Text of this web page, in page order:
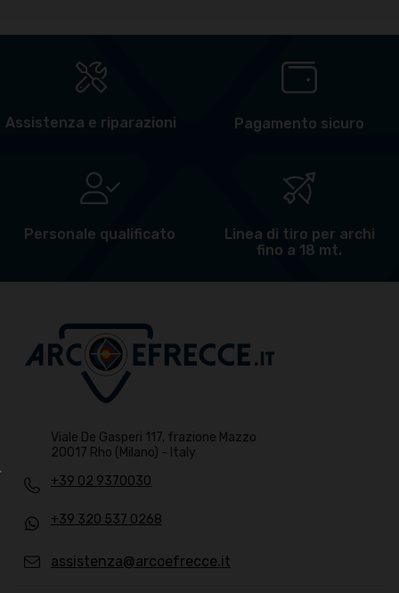
Assistenza e riparazioni Pagamento sicuro
Personale qualificato
Linea di tiro per archi
fino a 18 mt.
Viale De Gasperi 117, frazione Mazzo
20017 Rho (Milano) - Italy
+39 02 9370030
+39 320 537 0268
assistenza@arcoefrecce.it